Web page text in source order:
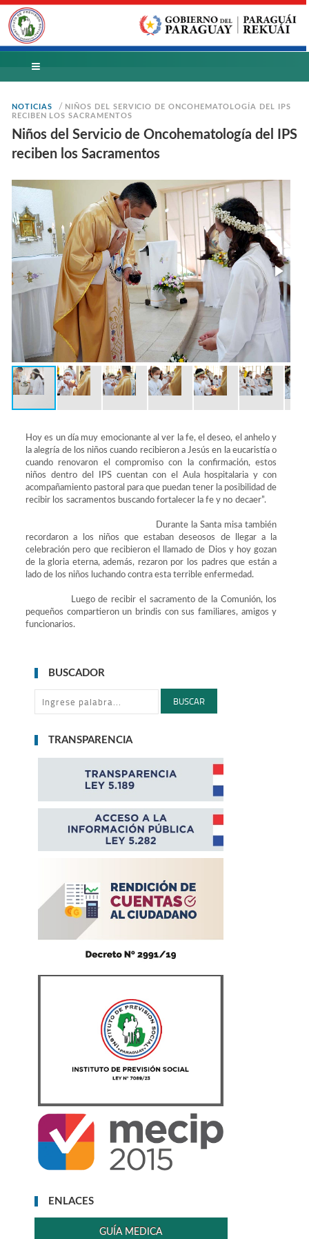
NOTICIAS / NIÑOS DEL SERVICIO DE ONCOHEMATOLOGÍA DEL IPS
RECIBEN LOS SACRAMENTOS
Niños del Servicio de Oncohematología del IPS
reciben los Sacramentos
Hoy es un día muy emocionante al ver la fe, el deseo, el anhelo y
la alegría de los niños cuando recibieron a Jesús en la eucaristía o
cuando renovaron el compromiso con la confirmación, estos
niños dentro del IPS cuentan con el Aula hospitalaria y con
acompañamiento pastoral para que puedan tener la posibilidad de
recibir los sacramentos buscando fortalecer la fe y no decaer”.
Durante la Santa misa también
recordaron a los niños que estaban deseosos de llegar a la
celebración pero que recibieron el llamado de Dios y hoy gozan
de la gloria eterna, además, rezaron por los padres que están a
lado de los niños luchando contra esta terrible enfermedad.
Luego de recibir el sacramento de la Comunión, los
pequeños compartieron un brindis con sus familiares, amigos y
funcionarios.
BUSCADOR
BUSCAR
TRANSPARENCIA
ENLACES
GUÍA MEDICA